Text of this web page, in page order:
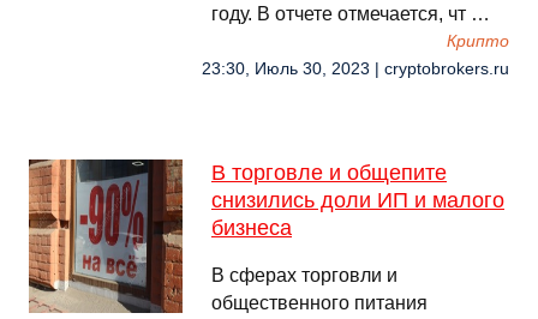
году. В отчете отмечается, чт …
Крипто
23:30, Июль 30, 2023 | cryptobrokers.ru
В торговле и общепите
снизились доли ИП и малого
бизнеса
В сферах торговли и
общественного питания